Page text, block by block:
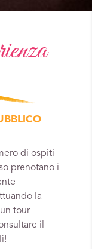
di ospiti
prenotano i
la
tour
il